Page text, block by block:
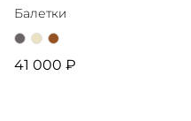
Балетки
41 000 ₽